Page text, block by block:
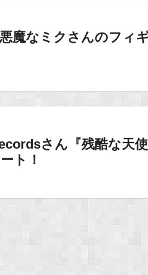
魔なミクさんのフィ
さん『残酷な天
ト！